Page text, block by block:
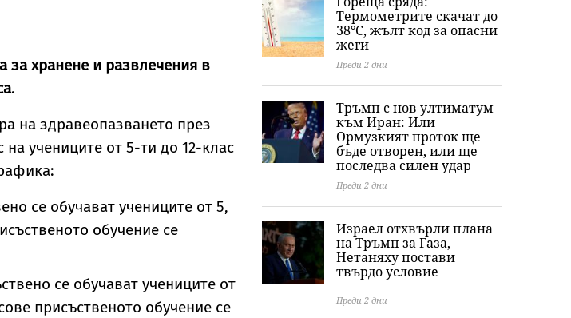
за хранене и развлечения в
.
на здравеопазването през
учениците от 5-ти до 12-клас
се обучават учениците от 5,
обучение се
се обучават учениците от
присъственото обучение се
Термометрите скачат до
38°C, жълт код за опасни
жеги
Преди 2 дни
Тръмп с нов ултиматум
към Иран: Или
Ормузкият проток ще
бъде отворен, или ще
последва силен удар
Преди 2 дни
Израел отхвърли плана
на Тръмп за Газа,
Нетаняху постави
твърдо условие
Преди 2 дни